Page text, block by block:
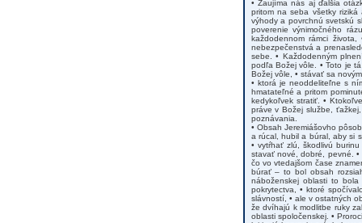
• Zaujíma nás aj ďalšia
pritom na seba všetky
výhody a povrchnú svetskú
poverenie výnimočného
každodennom rámci
nebezpečenstvá a
sebe. • Každodenným
podľa Božej vôle. • Toto je
Božej vôle, • stávať sa
• ktorá je neoddeliteľne s
hmatateľné a pritom
kedykoľvek stratiť. •
práve v Božej službe,
poznávania.
• Obsah Jeremiášovho
a rúcal, hubil a búral, aby si
• vytŕhať zlú, škodlivú
stavať nové, dobré, pevné.
čo vo vtedajšom čase
búrať – to bol obsah
náboženskej oblasti to
pokrytectva, • ktoré
slávností, • ale v ostatných
že dvíhajú k modlitbe ruky
oblasti spoločenskej. •